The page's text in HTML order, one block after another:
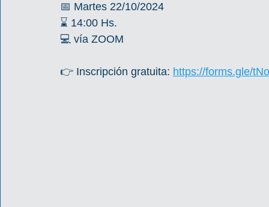
📅 Martes 22/10/2024
⌛ 14:00 Hs.
💻 vía ZOOM
👉 Inscripción gratuita: https://forms.gle/